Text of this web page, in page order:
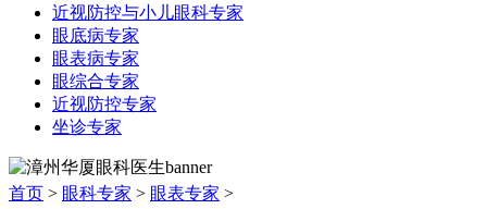
近视防控与小儿眼科专家
眼底病专家
眼表病专家
眼综合专家
近视防控专家
坐诊专家
首页 > 眼科专家 > 眼表专家 >